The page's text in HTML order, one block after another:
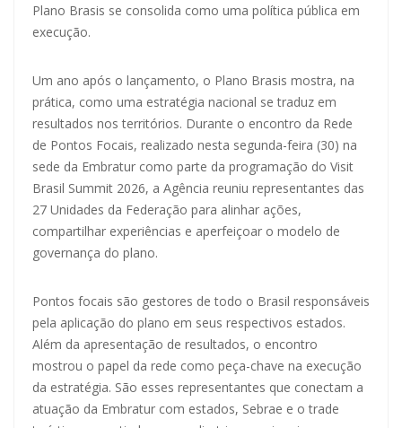
Plano Brasis se consolida como uma política pública em
execução.
Um ano após o lançamento, o Plano Brasis mostra, na
prática, como uma estratégia nacional se traduz em
resultados nos territórios. Durante o encontro da Rede
de Pontos Focais, realizado nesta segunda-feira (30) na
sede da Embratur como parte da programação do Visit
Brasil Summit 2026, a Agência reuniu representantes das
27 Unidades da Federação para alinhar ações,
compartilhar experiências e aperfeiçoar o modelo de
governança do plano.
Pontos focais são gestores de todo o Brasil responsáveis
pela aplicação do plano em seus respectivos estados.
Além da apresentação de resultados, o encontro
mostrou o papel da rede como peça-chave na execução
da estratégia. São esses representantes que conectam a
atuação da Embratur com estados, Sebrae e o trade